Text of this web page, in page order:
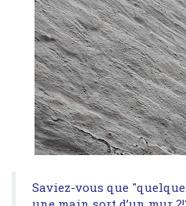
Saviez-vous que